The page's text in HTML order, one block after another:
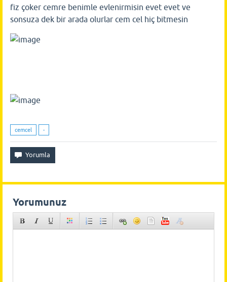
fiz çoker cemre benimle evlenirmisin evet evet ve
sonsuza dek bir arada olurlar cem cel hiç bitmesin
cemcel -
Yorumunuz